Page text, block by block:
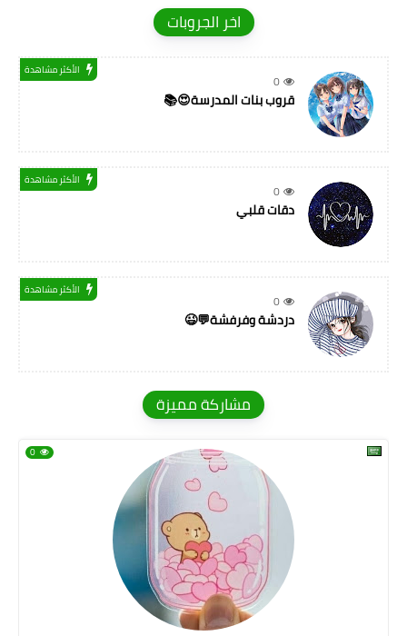
اخر الجروبات
0
الأكثر مشاهدة
قروب بنات المدرسة😍📚
0
الأكثر مشاهدة
دقات قلبي
0
الأكثر مشاهدة
دردشة وفرفشة💬😉
مشاركة مميزة
0